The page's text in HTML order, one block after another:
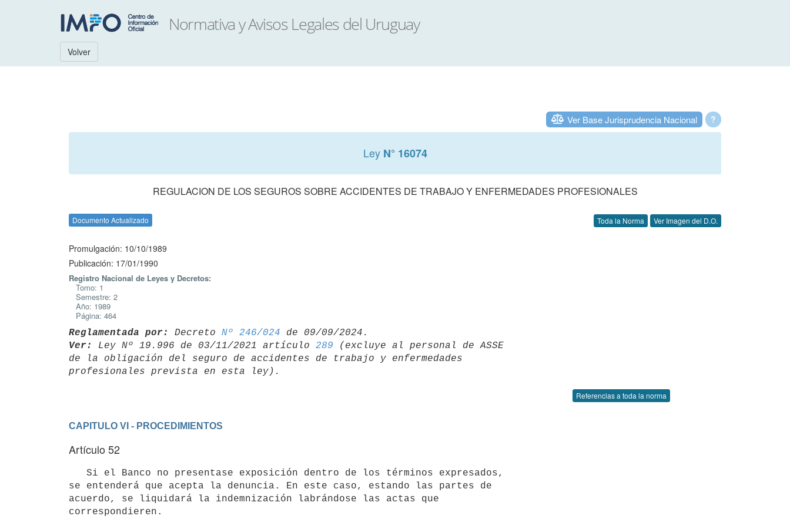
Volver
?
Ver Base Jurisprudencia Nacional
Ley N° 16074
REGULACION DE LOS SEGUROS SOBRE ACCIDENTES DE TRABAJO Y ENFERMEDADES PROFESIONALES
Documento Actualizado Toda la Norma Ver Imagen del D.O.
Promulgación: 10/10/1989
Publicación: 17/01/1990
Registro Nacional de Leyes y Decretos:
Tomo: 1
Semestre: 2
Año: 1989
Página: 464
Reglamentada por: Decreto Nº 246/024
Ver:
Ley Nº 19.996 de 03/11/2021 artículo 289 (excluye al personal de ASSE
de la obligación del seguro de accidentes de trabajo y enfermedades
Referencias a toda la norma
CAPITULO VI - PROCEDIMIENTOS
Artículo 52
se entenderá que acepta la denuncia. En este caso, estando las partes de
acuerdo, se liquidará la indemnización labrándose las actas que